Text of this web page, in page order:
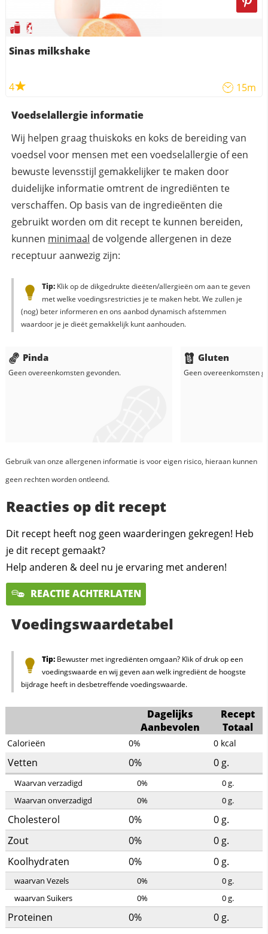
Sinas milkshake
4 15m
Voedselallergie informatie
Wij helpen graag thuiskoks en koks de bereiding van
voedsel voor mensen met een voedselallergie of een
bewuste levensstijl gemakkelijker te maken door
duidelijke informatie omtrent de ingrediënten te
verschaffen. Op basis van de ingredieënten die
gebruikt worden om dit recept te kunnen bereiden,
kunnen minimaal de volgende allergenen in deze
receptuur aanwezig zijn:
Tip:Klik op de dikgedrukte dieëten/allergieën om aan te geven
met welke voedingsrestricties je te maken hebt. We zullen je
(nog) beter informeren en ons aanbod dynamisch afstemmen
waardoor je je dieët gemakkelijk kunt aanhouden.
Pinda
Geen overeenkomsten gevonden.
Gluten
Geen overeenkomsten
Gebruik van onze allergenen informatie is voor eigen risico, hieraan kunnen
geen rechten worden ontleend.
Reacties op dit recept
Dit recept heeft nog geen waarderingen gekregen! Heb
je dit recept gemaakt?
Help anderen & deel nu je ervaring met anderen!
REACTIE ACHTERLATEN
Voedingswaardetabel
Tip:Bewuster met ingrediënten omgaan? Klik of druk op een
voedingswaarde en wij geven aan welk ingrediënt de hoogste
bijdrage heeft in desbetreffende voedingswaarde.
Dagelijks
Aanbevolen
Recept
Totaal
Calorieën 0% 0 kcal
Vetten 0% 0 g.
Waarvan verzadigd 0% 0g.
Waarvan onverzadigd
0% 0g.
Cholesterol 0% 0 g.
Zout
0% 0 g.
Koolhydraten
0% 0 g.
waarvan Vezels 0% 0g.
waarvan Suikers
0% 0g.
Proteinen 0% 0 g.